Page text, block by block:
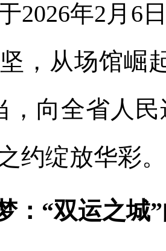
2026年2月6
，从场馆崛
，向全省人
约绽放华彩。
：“双运之城